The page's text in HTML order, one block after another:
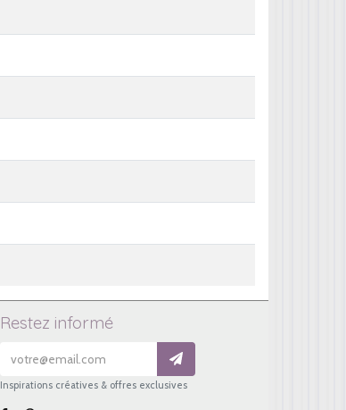
Restez informé
Inspirations créatives & offres exclusives